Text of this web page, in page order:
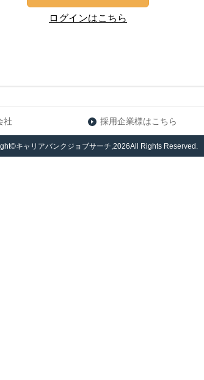
ログインはこちら
社 採用企業様はこちら
キャリアバンクジョブサーチ,2026All Rights Reserved.